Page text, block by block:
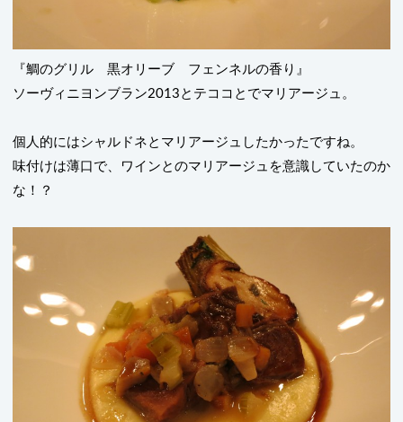
『鯛のグリル 黒オリーブ フェンネルの香り』
ソーヴィニヨンブラン2013 とテココとでマリアージュ。
個人的にはシャルドネとマリアージュしたかったですね。
味付けは薄口で、ワインとのマリアージュを意識していたのか
な！？